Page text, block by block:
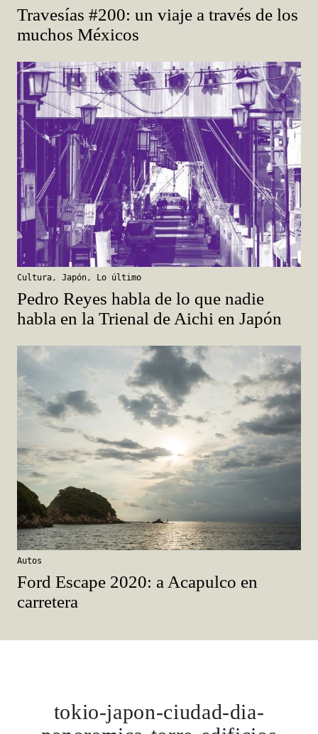
Travesías #200: un viaje a través de los
muchos Méxicos
Cultura , Japón , Lo último
Pedro Reyes habla de lo que nadie
habla en la Trienal de Aichi en Japón
Autos
Ford Escape 2020: a Acapulco en
carretera
tokio-japon-ciudad-dia-